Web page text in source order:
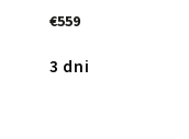
€559
3 dni